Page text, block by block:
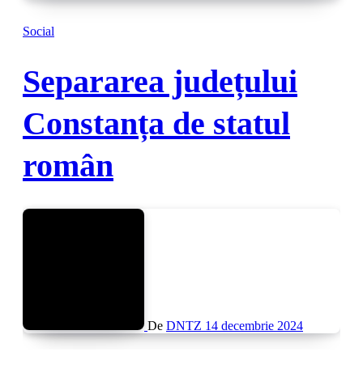
Social
Separarea județului
Constanța de statul
român
De DNTZ 14 decembrie 2024